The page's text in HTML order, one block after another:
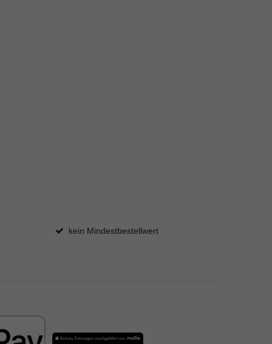
kein Mindestbestellwert